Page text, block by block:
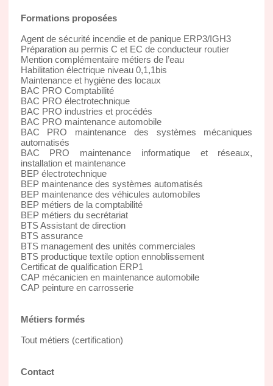
Formations proposées
Agent de sécurité incendie et de panique ERP3/IGH3
Préparation au permis C et EC de conducteur routier
Mention complémentaire métiers de l’eau
Habilitation électrique niveau 0,1,1bis
Maintenance et hygiène des locaux
BAC PRO Comptabilité
BAC PRO électrotechnique
BAC PRO industries et procédés
BAC PRO maintenance automobile
BAC PRO maintenance des systèmes mécaniques
automatisés
BAC PRO maintenance informatique et réseaux,
installation et maintenance
BEP électrotechnique
BEP maintenance des systèmes automatisés
BEP maintenance des véhicules automobiles
BEP métiers de la comptabilité
BEP métiers du secrétariat
BTS Assistant de direction
BTS assurance
BTS management des unités commerciales
BTS productique textile option ennoblissement
Certificat de qualification ERP1
CAP mécanicien en maintenance automobile
CAP peinture en carrosserie
Métiers formés
Tout métiers (certification)
Contact